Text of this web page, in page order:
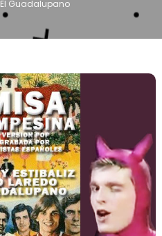
El Guadalupano